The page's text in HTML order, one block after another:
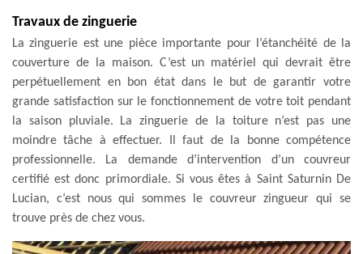
Travaux de zinguerie
La zinguerie est une pièce importante pour l’étanchéité de la
couverture de la maison. C’est un matériel qui devrait être
perpétuellement en bon état dans le but de garantir votre
grande satisfaction sur le fonctionnement de votre toit pendant
la saison pluviale. La zinguerie de la toiture n’est pas une
moindre tâche à effectuer. Il faut de la bonne compétence
professionnelle. La demande d’intervention d’un couvreur
certifié est donc primordiale. Si vous êtes à Saint Saturnin De
Lucian, c’est nous qui sommes le couvreur zingueur qui se
trouve près de chez vous.